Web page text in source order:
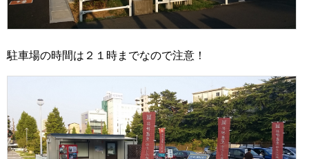
駐車場の時間は２１時までなので注意！